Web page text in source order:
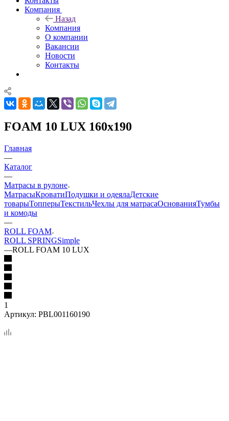
Компания
Назад
Компания
О компании
Вакансии
Новости
Контакты
FOAM 10 LUX 160x190
Главная
—
Каталог
—
Матрасы в рулоне
МатрасыКроватиПодушки и одеялаДетские
товарыТопперыТекстильЧехлы для матрасаОснованияТумбы
и комоды
—
ROLL FOAM
ROLL SPRINGSimple
—ROLL FOAM 10 LUX
1
Артикул: PBL001160190